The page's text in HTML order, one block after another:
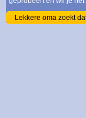
Lekkere oma zoekt